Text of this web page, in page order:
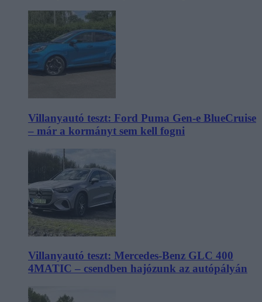
Villanyautó teszt: Ford Puma Gen-e BlueCruise
– már a kormányt sem kell fogni
Villanyautó teszt: Mercedes-Benz GLC 400
4MATIC – csendben hajózunk az autópályán